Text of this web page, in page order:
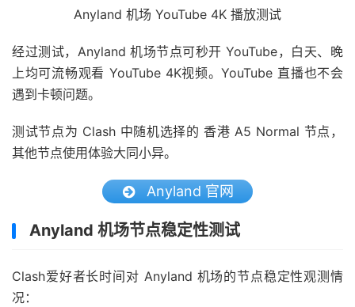
Anyland 机场 YouTube 4K 播放测试
经过测试，Anyland 机场节点可秒开 YouTube，白天、晚
上均可流畅观看 YouTube 4K视频。YouTube 直播也不会
遇到卡顿问题。
测试节点为 Clash 中随机选择的 香港 A5 Normal 节点，
其他节点使用体验大同小异。
Anyland 官网
Anyland 机场节点稳定性测试
Clash爱好者长时间对 Anyland 机场的节点稳定性观测情
况：